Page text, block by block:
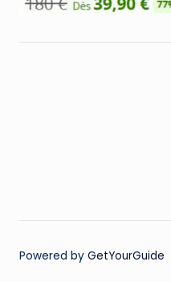
Powered by GetYourGuide